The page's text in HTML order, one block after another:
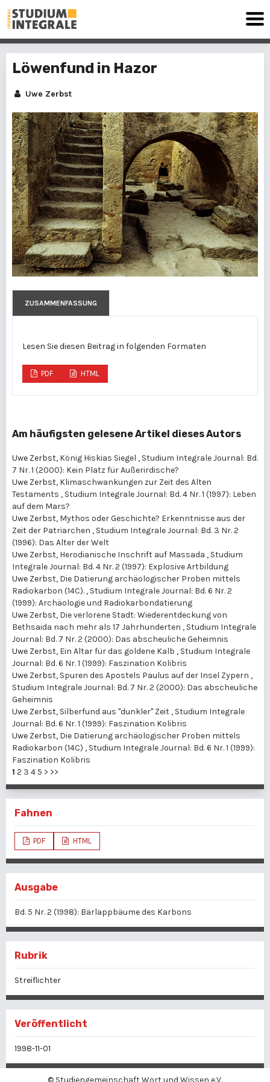
Löwenfund in Hazor
Uwe Zerbst
ZUSAMMENFASSUNG
Lesen Sie diesen Beitrag in folgenden Formaten
PDF HTML
Am häufigsten gelesene Artikel dieses Autors
Uwe Zerbst, König Hiskias Siegel , Studium Integrale Journal: Bd.
7 Nr. 1 (2000): Kein Platz für Außerirdische?
Uwe Zerbst, Klimaschwankungen zur Zeit des Alten
Testaments , Studium Integrale Journal: Bd. 4 Nr. 1 (1997): Leben
auf dem Mars?
Uwe Zerbst, Mythos oder Geschichte? Erkenntnisse aus der
Zeit der Patriarchen , Studium Integrale Journal: Bd. 3 Nr. 2
(1996): Das Alter der Welt
Uwe Zerbst, Herodianische Inschrift auf Massada , Studium
Integrale Journal: Bd. 4 Nr. 2 (1997): Explosive Artbildung
Uwe Zerbst, Die Datierung archäologischer Proben mittels
Radiokarbon (14C). , Studium Integrale Journal: Bd. 6 Nr. 2
(1999): Archäologie und Radiokarbondatierung
Uwe Zerbst, Die verlorene Stadt: Wiederentdeckung von
Bethsaida nach mehr als 17 Jahrhunderten , Studium Integrale
Journal: Bd. 7 Nr. 2 (2000): Das abscheuliche Geheimnis
Uwe Zerbst, Ein Altar für das goldene Kalb , Studium Integrale
Journal: Bd. 6 Nr. 1 (1999): Faszination Kolibris
Uwe Zerbst, Spuren des Apostels Paulus auf der Insel Zypern ,
Studium Integrale Journal: Bd. 7 Nr. 2 (2000): Das abscheuliche
Geheimnis
Uwe Zerbst, Silberfund aus "dunkler" Zeit , Studium Integrale
Journal: Bd. 6 Nr. 1 (1999): Faszination Kolibris
Uwe Zerbst, Die Datierung archäologischer Proben mittels
Radiokarbon (14C) , Studium Integrale Journal: Bd. 6 Nr. 1 (1999):
Faszination Kolibris
1 2 3 4 5 > >>
Fahnen
PDF HTML
Ausgabe
Bd. 5 Nr. 2 (1998): Bärlappbäume des Karbons
Rubrik
Streiflichter
Veröffentlicht
1998-11-01
© Studiengemeinschaft Wort und Wissen e.V.